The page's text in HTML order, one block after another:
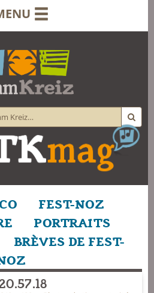
FEST-NOZ
PORTRAITS
BRÈVES DE FEST-